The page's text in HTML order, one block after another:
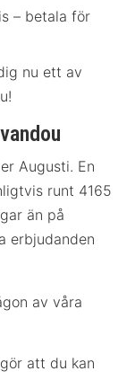
– betala för
nu ett av
Augusti. En
runt 4165
än på
erbjudanden
av våra
att du kan